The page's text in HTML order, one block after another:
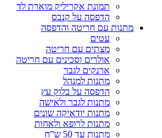
תמונת אקריליק מוארת לד
הדפסה על קנבס
מתנות עם חריטה והדפסה
עטים
מצתים עם חריטה
אולרים וסכינים עם חריטה
ארנקים לגבר
מתנות למנהל
הדפסה על בלוק עץ
מתנות לגבר ולאישה
מתנות יודאיקה שונים
מתנות לרופא ולאחות
מתנות עד 50 ש”ח